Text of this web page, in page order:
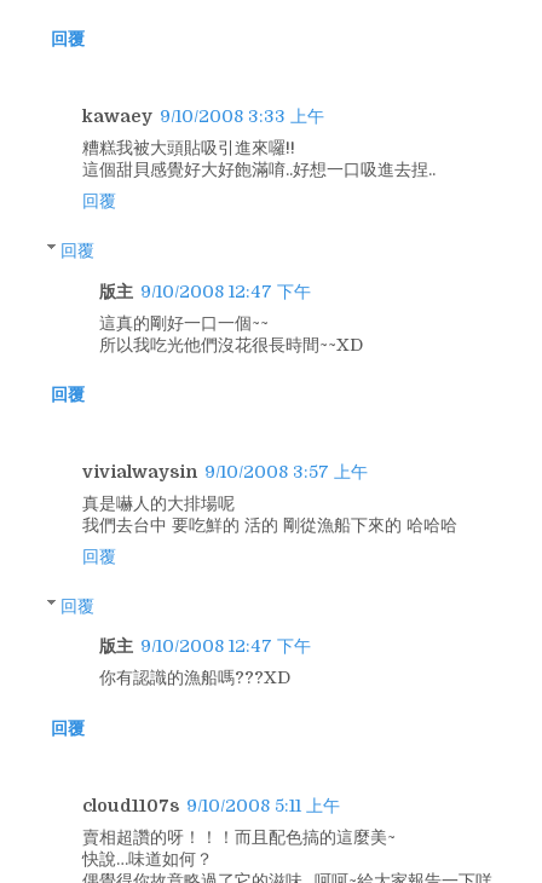
回覆
kawaey 9/10/2008 3:33 上午
糟糕我被大頭貼吸引進來囉!!
這個甜貝感覺好大好飽滿唷..好想一口吸進去捏..
回覆
回覆
版主 9/10/2008 12:47 下午
這真的剛好一口一個~~
所以我吃光他們沒花很長時間~~XD
回覆
vivialwaysin 9/10/2008 3:57 上午
真是嚇人的大排場呢
我們去台中 要吃鮮的 活的 剛從漁船下來的 哈哈哈
回覆
回覆
版主 9/10/2008 12:47 下午
你有認識的漁船嗎???XD
回覆
cloud1107s 9/10/2008 5:11 上午
賣相超讚的呀！！！而且配色搞的這麼美~
快說…味道如何？